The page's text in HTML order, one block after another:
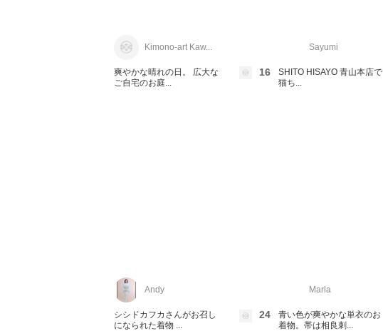
Kimono-art Kaw...
爽やかな晴れの日。 広大な
ご自宅のお庭...
16
Sayumi
SHITO HISAYO 青山本店で
猫ち...
Andy
シシドカフカさんがお召し
になられた着物 ...
24
Marla
青い色が爽やかな単衣のお
着物。帯は相良刺...